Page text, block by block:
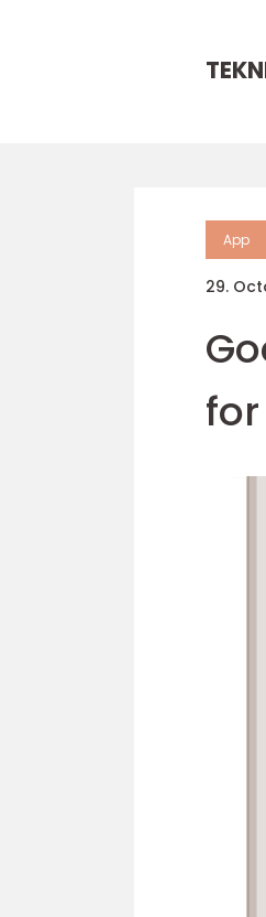
App
29.